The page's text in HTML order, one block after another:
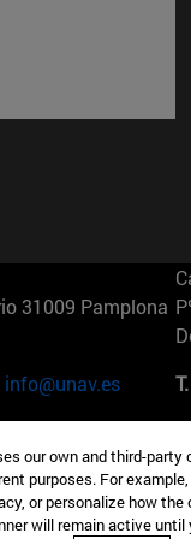
31009 Pamplona
info@unav.es
T.
3 28023
our own and third-
purposes. For
or personalize how
will remain active